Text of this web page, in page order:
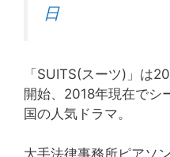
日
「SUITS(スーツ)」は
開始、2018年現在でシ
国の人気ドラマ。
大手法律事務所ピアソ